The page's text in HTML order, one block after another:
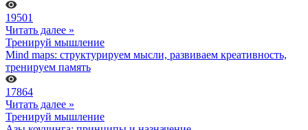
19501
Читать далее »
Тренируй мышление
Mind maps: структурируем мысли, развиваем креативность,
тренируем память
17864
Читать далее »
Тренируй мышление